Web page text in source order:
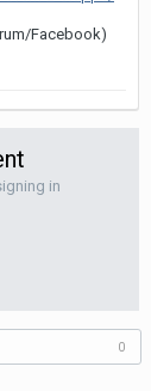
Facebook)
in
0